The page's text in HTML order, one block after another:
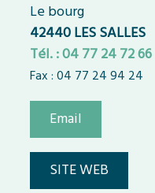
Le bourg
42440 LES SALLES
Tél. : 04 77 24 72 66
Fax : 04 77 24 94 24
Email
SITE WEB